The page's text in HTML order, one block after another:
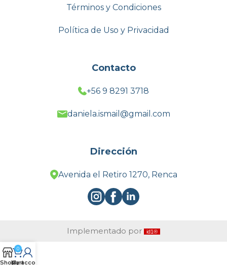
Términos y Condiciones
Política de Uso y Privacidad
Contacto
+56 9 8291 3718
daniela.ismail@gmail.com
Dirección
Avenida el Retiro 1270, Renca
Implementado por id1®
Shop
0
Cart
My account